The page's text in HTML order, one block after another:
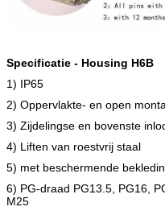
Specificatie - Housing H6B
1) IP65
2) Oppervlakte- en open
3) Zijdelingse en bovenste
4) Liften van roestvrij staal
5) met beschermende
6) PG-draad PG13.5, PG16,
M25